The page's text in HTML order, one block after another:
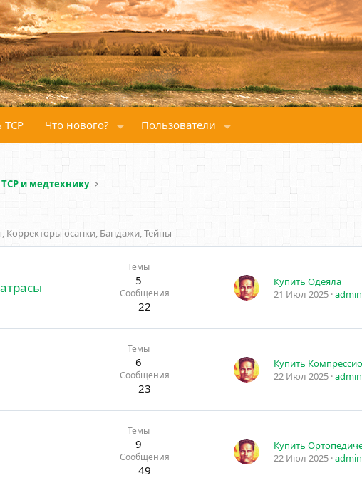
ТСР Что нового? Пользователи
ТСР и медтехнику
Корректоры осанки, Бандажи, Тейпы
Темы
5
Сообщения
22
Купить Одеяла
21 Июл 2025 admin
Темы
6
Сообщения
23
22 Июл 2025 admin
Темы
9
Сообщения
49
22 Июл 2025 admin